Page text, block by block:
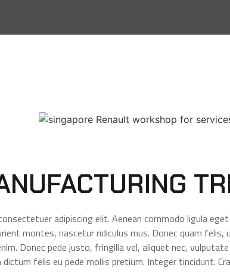
adipiscing elit. Aenean commodo ligula
montes, nascetur ridiculus mus. Donec quam felis,
Donec pede justo, fringilla vel, aliquet nec,
felis eu pede mollis pretium. Integer tincidunt.